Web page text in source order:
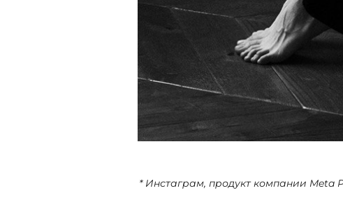
* Инстаграм, продукт компании Meta